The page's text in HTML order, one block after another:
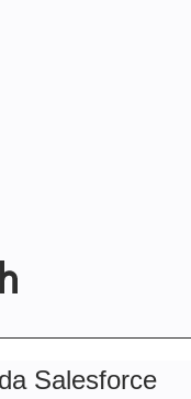
Salesforce